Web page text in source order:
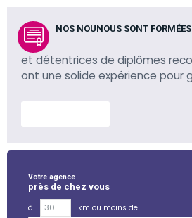
NOS NOUNOUS SONT FORMÉES
et détentrices de diplômes
ont une solide expérience pour
Votre agence
près de chez vous
à
km ou moins de